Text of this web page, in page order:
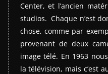
Center, et l’ancien
studios. Chaque n’est
chose, comme par
provenant de deux
image télé. En 1963
la télévision, mais c’est